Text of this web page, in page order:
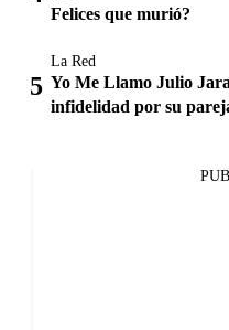
Felices que murió?
La Red
Yo Me Llamo Julio
infidelidad por su